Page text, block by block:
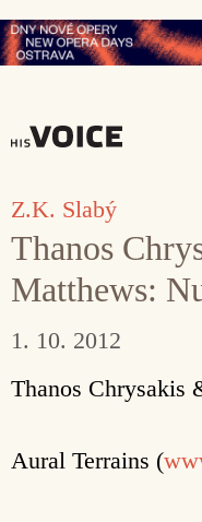
Přeskočit
na
Z.K. Slabý
Thanos
Matthews:
1. 10. 2012
Thanos Chrysakis
Aural Terrains (